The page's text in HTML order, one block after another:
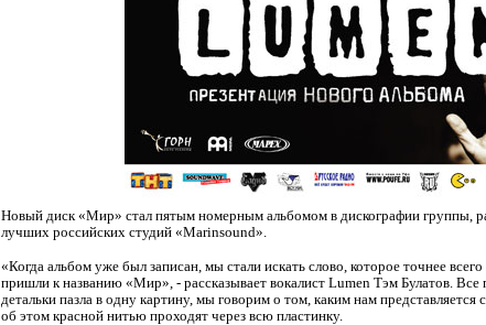
Новый диск «Мир» стал пятым номерным альбомом в дискографии группы,
лучших российских студий «Marinsound».
«Когда альбом уже был записан, мы стали искать слово, которое точнее
пришли к названию «Мир», - рассказывает вокалист Lumen Тэм Булатов. Все
детальки пазла в одну картину, мы говорим о том, каким нам
об этом красной нитью проходят через всю пластинку.